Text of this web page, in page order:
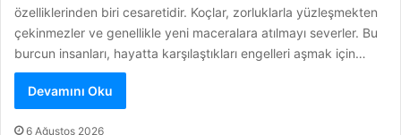
özelliklerinden biri cesaretidir. Koçlar, zorluklarla yüzleşmekten
çekinmezler ve genellikle yeni maceralara atılmayı severler. Bu
burcun insanları, hayatta karşılaştıkları engelleri aşmak için…
Devamını Oku
6 Ağustos 2026